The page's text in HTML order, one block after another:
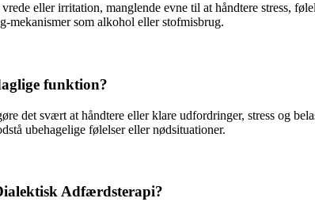
eller irritation, manglende evne til at håndtere stress,
mekanismer som alkohol eller stofmisbrug.
funktion?
det svært at håndtere eller klare udfordringer, stress og
ubehagelige følelser eller nødsituationer.
Adfærdsterapi?